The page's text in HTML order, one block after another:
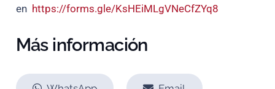
en https://forms.gle/KsHEiMLgVNeCfZYq8
Más información